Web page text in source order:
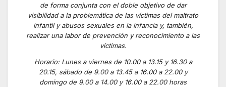
de forma conjunta con el doble objetivo de dar
visibilidad a la problemática de las víctimas del maltrato
infantil y abusos sexuales en la infancia y, también,
realizar una labor de prevención y reconocimiento a las
víctimas.
Horario: Lunes a viernes de 10.00 a 13.15 y 16.30 a
20.15, sábado de 9.00 a 13.45 a 16.00 a 22.00 y
domingo de 9.00 a 14.00 y 16.00 a 22.00 horas